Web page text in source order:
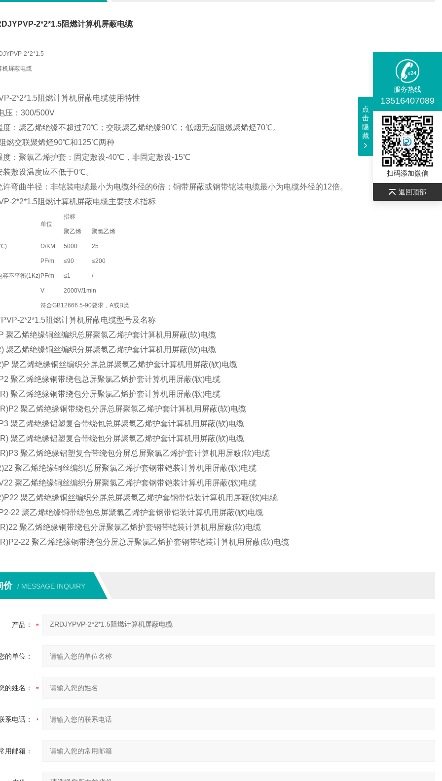
2*2*1.5阻燃计算机屏蔽电缆
2*2*1.5
机屏蔽电缆
2*2*1.5阻燃计算机屏蔽电缆使用特性
压：300/500V
度：聚乙烯绝缘不超过70℃；交联聚乙烯绝缘90℃；低烟无卤阻燃聚烯烃70℃。
燃交联聚烯烃90℃和125℃两种
度：聚氯乙烯护套：固定敷设-40℃，非固定敷设-15℃
装敷设温度应不低于0℃。
许弯曲半径：非铠装电缆最小为电缆外径的6倍；铜带屏蔽或钢带铠装电缆最小为电缆外径的12倍。
2*2*1.5阻燃计算机屏蔽电缆主要技术指标
单位
指标
聚乙烯 聚氯乙烯
Ω/KM 5000 25
PF/m ≤90 ≤200
容不平衡(1Kz)PF/m ≤1 /
V 2000V/1min
符合GB12666.5-90要求，A或B类
2*2*1.5阻燃计算机屏蔽电缆型号及名称
聚乙烯绝缘铜丝编织总屏聚氯乙烯护套计算机用屏蔽(软)电缆
聚乙烯绝缘铜丝编织分屏聚氯乙烯护套计算机用屏蔽(软)电缆
聚乙烯绝缘铜丝编织分屏总屏聚氯乙烯护套计算机用屏蔽(软)电缆
聚乙烯绝缘铜带绕包总屏聚氯乙烯护套计算机用屏蔽(软)电缆
聚乙烯绝缘铜带绕包分屏聚氯乙烯护套计算机用屏蔽(软)电缆
聚乙烯绝缘铜带绕包分屏总屏聚氯乙烯护套计算机用屏蔽(软)电缆
聚乙烯绝缘铝塑复合带绕包总屏聚氯乙烯护套计算机用屏蔽(软)电缆
聚乙烯绝缘铝塑复合带绕包分屏聚氯乙烯护套计算机用屏蔽(软)电缆
聚乙烯绝缘铝塑复合带绕包分屏总屏聚氯乙烯护套计算机用屏蔽(软)电缆
聚乙烯绝缘铜丝编织总屏聚氯乙烯护套钢带铠装计算机用屏蔽(软)电缆
聚乙烯绝缘铜丝编织分屏聚氯乙烯护套钢带铠装计算机用屏蔽(软)电缆
聚乙烯绝缘铜丝编织分屏总屏聚氯乙烯护套钢带铠装计算机用屏蔽(软)电缆
22 聚乙烯绝缘铜带绕包总屏聚氯乙烯护套钢带铠装计算机用屏蔽(软)电缆
聚乙烯绝缘铜带绕包分屏聚氯乙烯护套钢带铠装计算机用屏蔽(软)电缆
22 聚乙烯绝缘铜带绕包分屏总屏聚氯乙烯护套钢带铠装计算机用屏蔽(软)电缆
价 / MESSAGE INQUIRY
产品：
的单位：
的姓名：
系电话：
用邮箱：
服务热线
13516407089
扫码添加微信
返回顶部
点
击
隐
藏